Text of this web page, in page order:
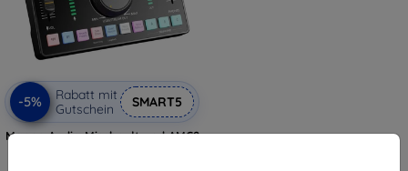
-5%
Rabatt mit
Gutschein
SMART5
Maono Audio-Mischpult und AMC2